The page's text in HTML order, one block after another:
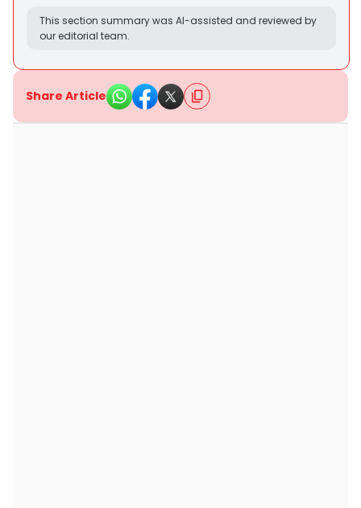
This section summary was AI-assisted and reviewed by
our editorial team.
Share Article